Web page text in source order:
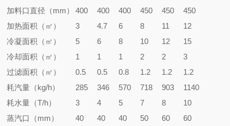
加料口直径（mm） 400 400 400 450 450
450
加热面积（㎡）
3 4.7 6 8 11
12
冷凝面积（㎡）
5 6 8 10 12
15
冷却面积（㎡）
1 1 1 2 2
3
过滤面积（㎡）
0.5 0.5 0.8 1.2 1.2
1.2
耗汽量（kg/h）
285 346 570 718 903
1140
耗水量（T/h）
3 4 5 7 8
10
蒸汽口（mm）
40 40 40 50 60
60